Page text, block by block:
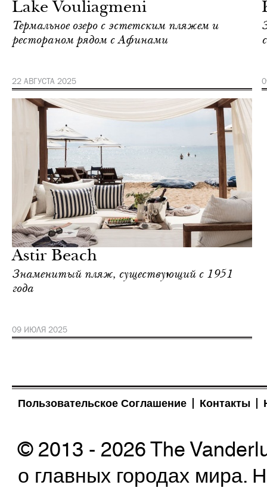
Lake Vouliagmeni
Термальное озеро с эстетским пляжем и
рестораном рядом с Афинами
22 АВГУСТА 2025
Astir Beach
Знаменитый пляж, существующий с 1951
года
09 ИЮЛЯ 2025
Пользовательское Соглашение Контакты
© 2013 - 2026 The
о главных городах